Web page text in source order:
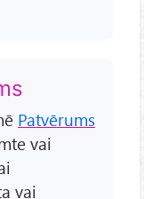
Patvērums
vai
vai